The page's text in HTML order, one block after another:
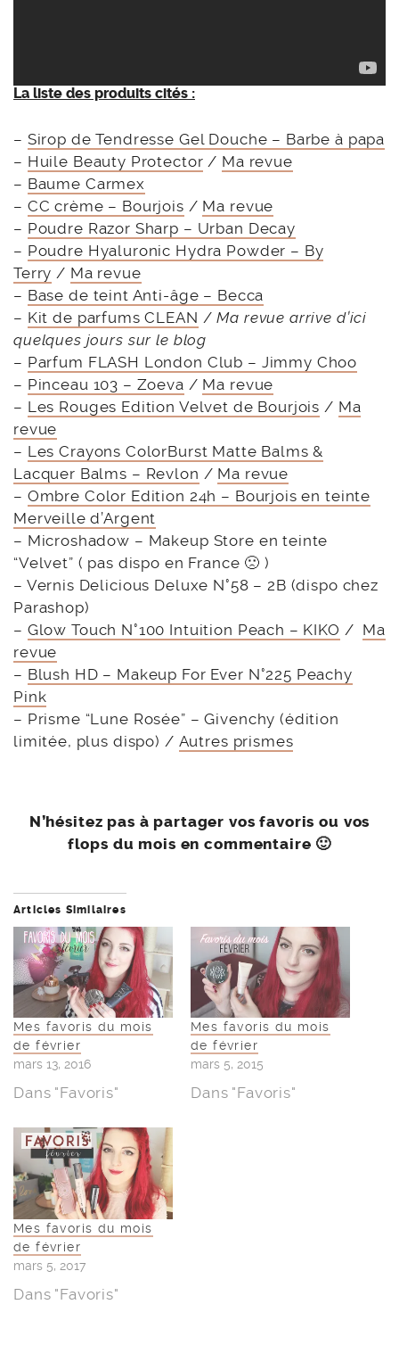
La liste des produits cités :
– Sirop de Tendresse Gel Douche – Barbe à papa
– Huile Beauty Protector / Ma revue
– Baume Carmex
– CC crème – Bourjois / Ma revue
– Poudre Razor Sharp – Urban Decay
– Poudre Hyaluronic Hydra Powder – By
Terry / Ma revue
– Base de teint Anti-âge – Becca
– Kit de parfums CLEAN /Ma revue arrive d’ici
quelques jours sur le blog
– Parfum FLASH London Club – Jimmy Choo
– Pinceau 103 – Zoeva / Ma revue
– Les Rouges Edition Velvet de Bourjois / Ma
revue
– Les Crayons ColorBurst Matte Balms &
Lacquer Balms – Revlon / Ma revue
– Ombre Color Edition 24h – Bourjois en teinte
Merveille d’Argent
– Microshadow – Makeup Store en teinte
“Velvet” ( pas dispo en France 🙁 )
– Vernis Delicious Deluxe N°58 – 2B (dispo chez
Parashop)
– Glow Touch N°100 Intuition Peach – KIKO / Ma
revue
– Blush HD – Makeup For Ever N°225 Peachy
Pink
– Prisme “Lune Rosée” – Givenchy (édition
limitée, plus dispo) / Autres prismes
N’hésitez pas à partager vos favoris ou vos
flops du mois en commentaire 🙂
Articles Similaires
Mes favoris du mois
de février
mars 13, 2016
Dans "Favoris"
Mes favoris du mois
de février
mars 5, 2015
Dans "Favoris"
Mes favoris du mois
de février
mars 5, 2017
Dans "Favoris"